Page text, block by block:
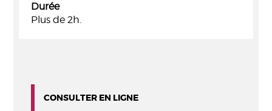
Durée
Plus de 2h.
CONSULTER EN LIGNE